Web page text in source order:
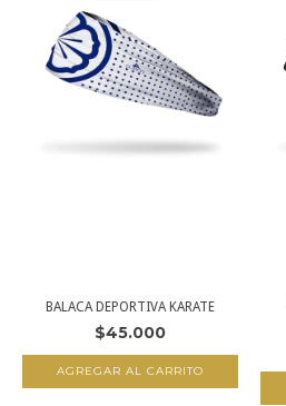
BALACA DEPORTIVA KARATE
$45.000